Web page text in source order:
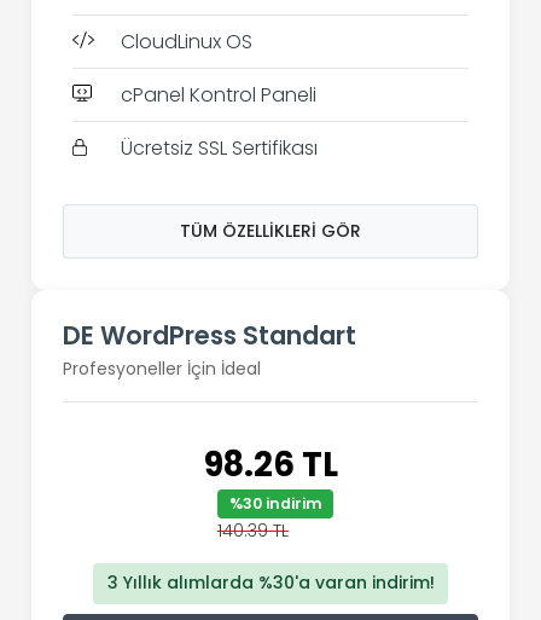
CloudLinux OS
cPanel Kontrol Paneli
Ücretsiz SSL Sertifikası
TÜM ÖZELLIKLERI GÖR
DE WordPress Standart
Profesyoneller İçin İdeal
98.26 TL
%30 indirim
140.39 TL
3 Yıllık alımlarda %30'a varan indirim!